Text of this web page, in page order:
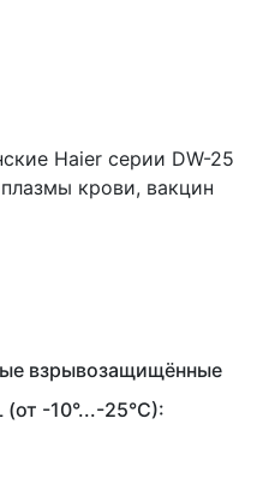
Haier серии DW-25
крови, вакцин
взрывозащищённые
(от -10°...-25°C):